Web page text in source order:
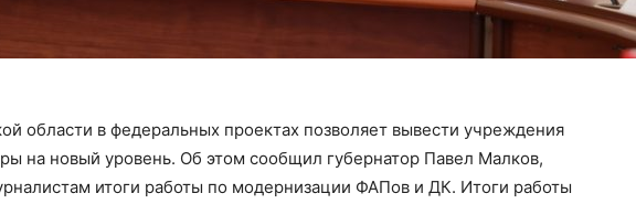
области в федеральных проектах позволяет вывести учреждения
на новый уровень. Об этом сообщил губернатор Павел Малков,
итоги работы по модернизации ФАПов и ДК. Итоги работы